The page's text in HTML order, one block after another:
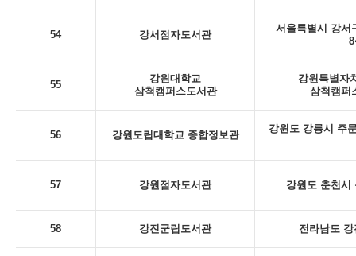
54 강서점자도서관
서울특별시 강서
55
강원대학교
삼척캠퍼스도서관
강원특별자
삼척캠퍼
56 강원도립대학교 종합정보관
강원도 강릉시 주
57 강원점자도서관 강원도 춘천시
58 강진군립도서관 전라남도